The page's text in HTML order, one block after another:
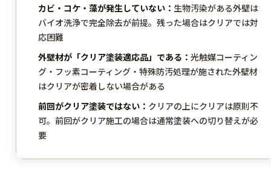
カビ・コケ・藻が発生していない： 生物汚染がある外壁は
バイオ洗浄で完全除去が前提。残った場合はクリアでは対
応困難
外壁材が「クリア塗装適応品」である： 光触媒コーティン
グ・フッ素コーティング・特殊防汚処理が施された外壁材
はクリアが密着しない場合がある
前回がクリア塗装ではない： クリアの上にクリアは原則不
可。前回がクリア施工の場合は通常塗装への切り替えが必
要